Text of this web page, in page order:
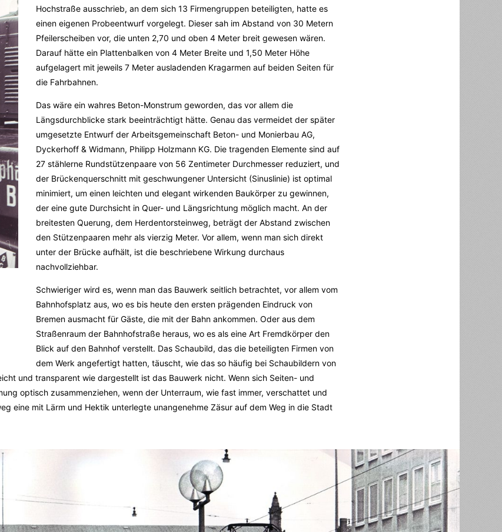
Hochstraße ausschrieb, an dem sich 13 Firmengruppen beteiligten, hatte es
einen eigenen Probeentwurf vorgelegt. Dieser sah im Abstand von 30 Metern
Pfeilerscheiben vor, die unten 2,70 und oben 4 Meter breit gewesen wären.
Darauf hätte ein Plattenbalken von 4 Meter Breite und 1,50 Meter Höhe
aufgelagert mit jeweils 7 Meter ausladenden Kragarmen auf beiden Seiten für
die Fahrbahnen.
Das wäre ein wahres Beton-Monstrum geworden, das vor allem die
Längsdurchblicke stark beeinträchtigt hätte. Genau das vermeidet der später
umgesetzte Entwurf der Arbeitsgemeinschaft Beton- und Monierbau AG,
Dyckerhoff & Widmann, Philipp Holzmann KG. Die tragenden Elemente sind auf
27 stählerne Rundstützenpaare von 56 Zentimeter Durchmesser reduziert, und
der Brückenquerschnitt mit geschwungener Untersicht (Sinuslinie) ist optimal
minimiert, um einen leichten und elegant wirkenden Baukörper zu gewinnen,
der eine gute Durchsicht in Quer- und Längsrichtung möglich macht. An der
breitesten Querung, dem Herdentorsteinweg, beträgt der Abstand zwischen
den Stützenpaaren mehr als vierzig Meter. Vor allem, wenn man sich direkt
unter der Brücke aufhält, ist die beschriebene Wirkung durchaus
nachvollziehbar.
Schwieriger wird es, wenn man das Bauwerk seitlich betrachtet, vor allem vom
Bahnhofsplatz aus, wo es bis heute den ersten prägenden Eindruck von
Bremen ausmacht für Gäste, die mit der Bahn ankommen. Oder aus dem
Straßenraum der Bahnhofstraße heraus, wo es als eine Art Fremdkörper den
Blick auf den Bahnhof verstellt. Das Schaubild, das die beteiligten Firmen von
dem Werk angefertigt hatten, täuscht, wie das so häufig bei Schaubildern von
und transparent wie dargestellt ist das Bauwerk nicht. Wenn sich Seiten- und
optisch zusammenziehen, wenn der Unterraum, wie fast immer, verschattet und
eine mit Lärm und Hektik unterlegte unangenehme Zäsur auf dem Weg in die Stadt